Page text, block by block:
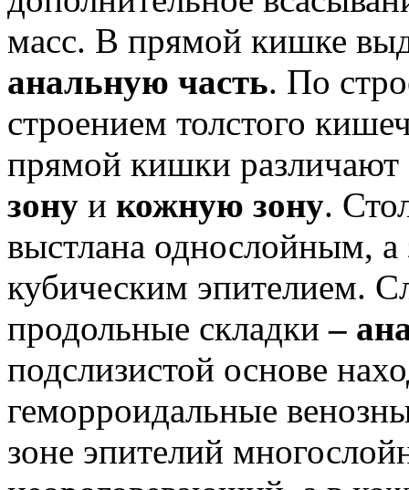
масс. В прямой кишке
анальную часть. По
строением толстого
прямой кишки различают
зону и кожную зону.
выстлана однослойным,
кубическим эпителием.
продольные складки–
подслизистой основе
геморроидальные
зоне эпителий